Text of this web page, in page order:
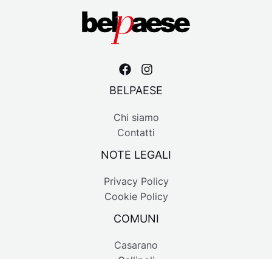
BELPAESE
Chi siamo
Contatti
NOTE LEGALI
Privacy Policy
Cookie Policy
COMUNI
Casarano